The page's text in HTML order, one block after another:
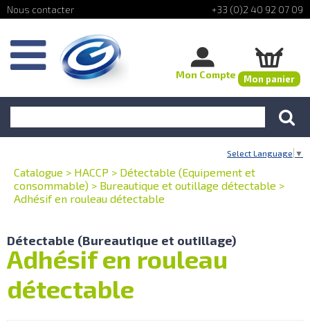
+33 (0)2 40 92 07 09
Mon Compte Mon panier
Select Language ▼
Catalogue > HACCP > Détectable (Equipement et
consommable) > Bureautique et outillage détectable >
Adhésif en rouleau détectable
Détectable (Bureautique et outillage)
Adhésif en rouleau
détectable